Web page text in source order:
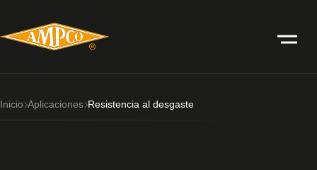
Inicio Aplicaciones Resistencia al desgaste